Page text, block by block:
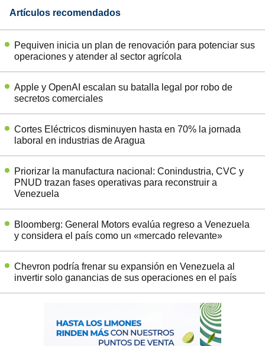
Artículos recomendados
Pequiven inicia un plan de renovación para potenciar sus
operaciones y atender al sector agrícola
Apple y OpenAI escalan su batalla legal por robo de
secretos comerciales
Cortes Eléctricos disminuyen hasta en 70% la jornada
laboral en industrias de Aragua
Priorizar la manufactura nacional: Conindustria, CVC y
PNUD trazan fases operativas para reconstruir a
Venezuela
Bloomberg: General Motors evalúa regreso a Venezuela
y considera el país como un «mercado relevante»
Chevron podría frenar su expansión en Venezuela al
invertir solo ganancias de sus operaciones en el país